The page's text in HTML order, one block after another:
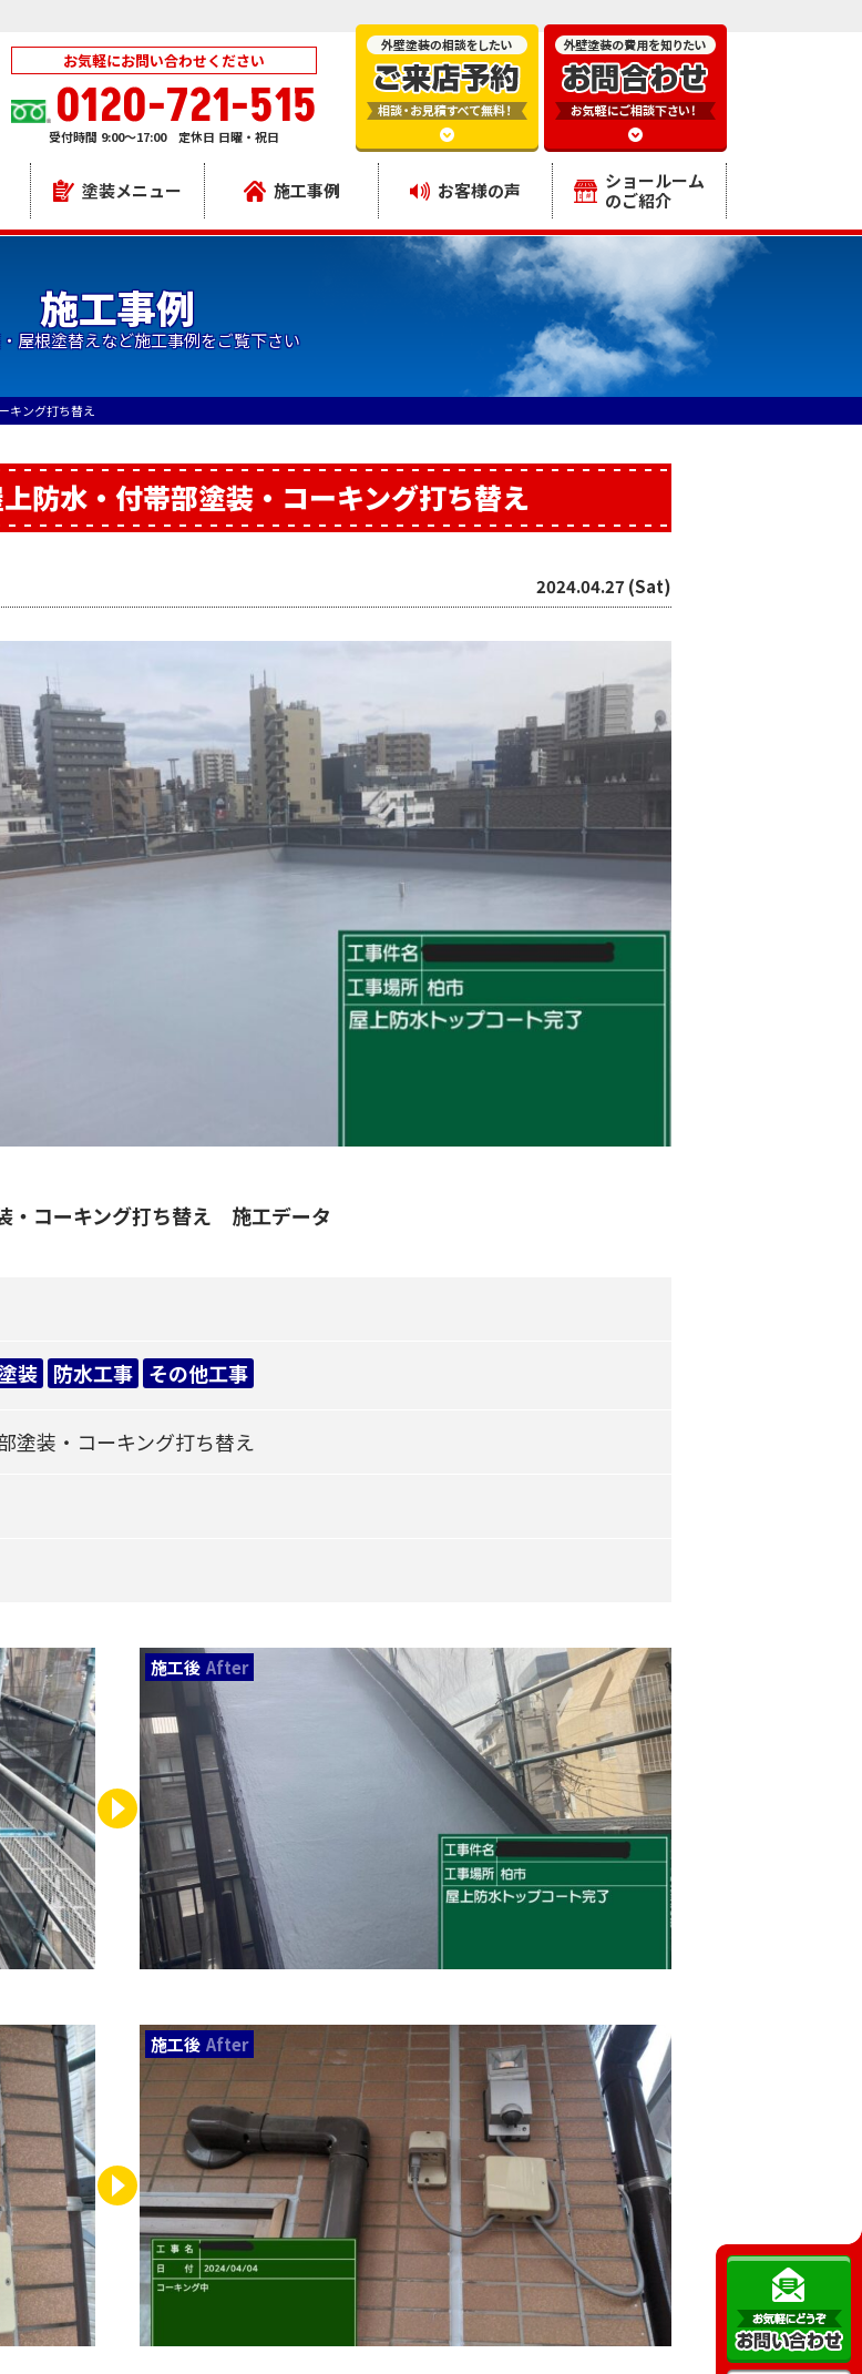
お気軽にお問い合わせください
0120-721-515
受付時間 9:00～17:00 定休日 日曜・祝日
塗装メニュー 施工事例 お客様の声
ショールーム
のご紹介
施工事例
屋根塗替えなど施工事例をご覧下さい
キング打ち替え
防水・付帯部塗装・コーキング打ち替え
2024.04.27 (Sat)
コーキング打ち替え 施工データ
装 防水工事 その他工事
塗装・コーキング打ち替え
施工後 After
施工後 After